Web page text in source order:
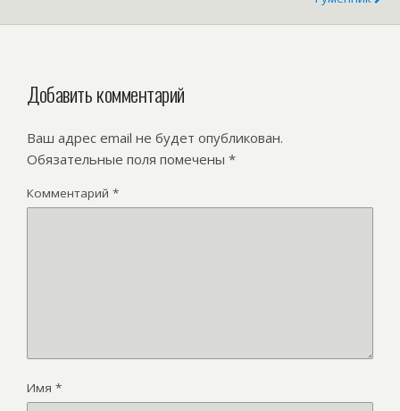
Добавить комментарий
Ваш адрес email не будет опубликован.
Обязательные поля помечены *
Комментарий *
Имя *